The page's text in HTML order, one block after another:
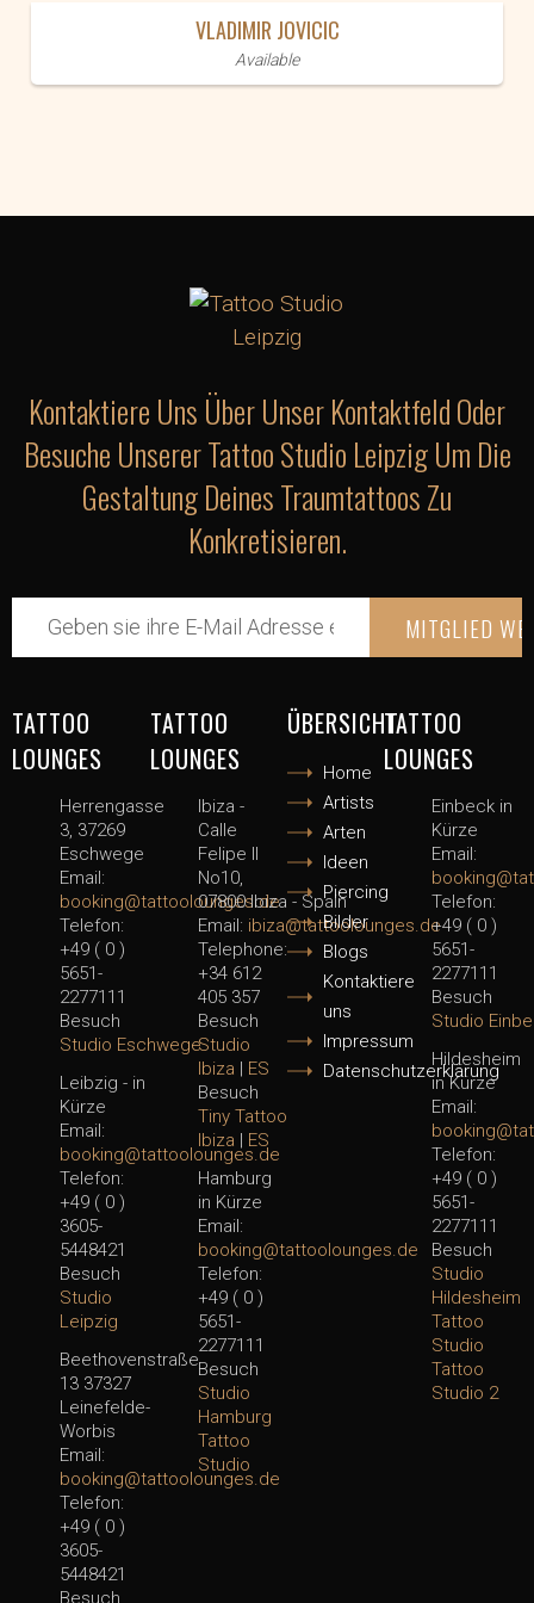
VLADIMIR JOVICIC
Available
Kontaktiere Uns Über Unser Kontaktfeld Oder
Besuche Unserer Tattoo Studio Leipzig Um Die
Gestaltung Deines Traumtattoos Zu
Konkretisieren.
TATTOO
LOUNGES
Herrengasse
3, 37269
Eschwege
Email:
booking@tattoolounges.de
Telefon:
+49 ( 0 )
5651-
2277111
Besuch
Studio Eschwege
Leibzig - in
Kürze
Email:
booking@tattoolounges.de
Telefon:
+49 ( 0 )
3605-
5448421
Besuch
Studio
Leipzig
Beethovenstraße
13 37327
Leinefelde-
Worbis
Email:
booking@tattoolounges.de
Telefon:
+49 ( 0 )
3605-
5448421
Besuch
TATTOO
LOUNGES
Ibiza -
Calle
Felipe II
No10,
07800 Ibiza - Spain
Email: ibiza@tattoolounges.de
Telephone:
+34 612
405 357
Besuch
Studio
Ibiza | ES
Besuch
Tiny Tattoo
Ibiza | ES
Hamburg
in Kürze
Email:
booking@tattoolounges.de
Telefon:
+49 ( 0 )
5651-
2277111
Besuch
Studio
Hamburg
Tattoo
Studio
ÜBERSICHT
Home
Artists
Arten
Ideen
Piercing
Bilder
Blogs
Kontaktiere
uns
Impressum
Datenschutzerklärung
TATTOO
LOUNGES
Einbeck in
Kürze
Email:
Telefon:
+49 ( 0 )
5651-
2277111
Besuch
Studio
Hildesheim
in Kürze
Email:
Telefon:
+49 ( 0 )
5651-
2277111
Besuch
Studio
Hildesheim
Tattoo
Studio
Tattoo
Studio 2